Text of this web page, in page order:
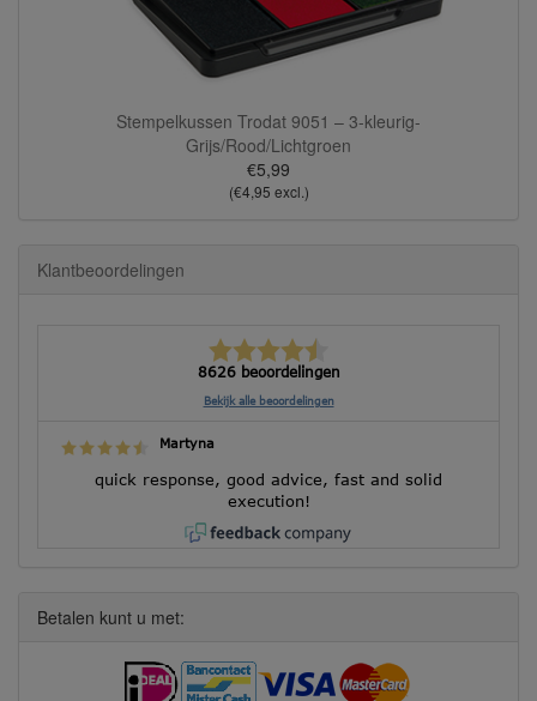
Stempelkussen Trodat 9051 – 3-kleurig-
Grijs/Rood/Lichtgroen
€5,99
(€4,95 excl.)
Klantbeoordelingen
8626 beoordelingen
Bekijk alle beoordelingen
Martyna
quick response, good advice, fast and solid
execution!
Betalen kunt u met: